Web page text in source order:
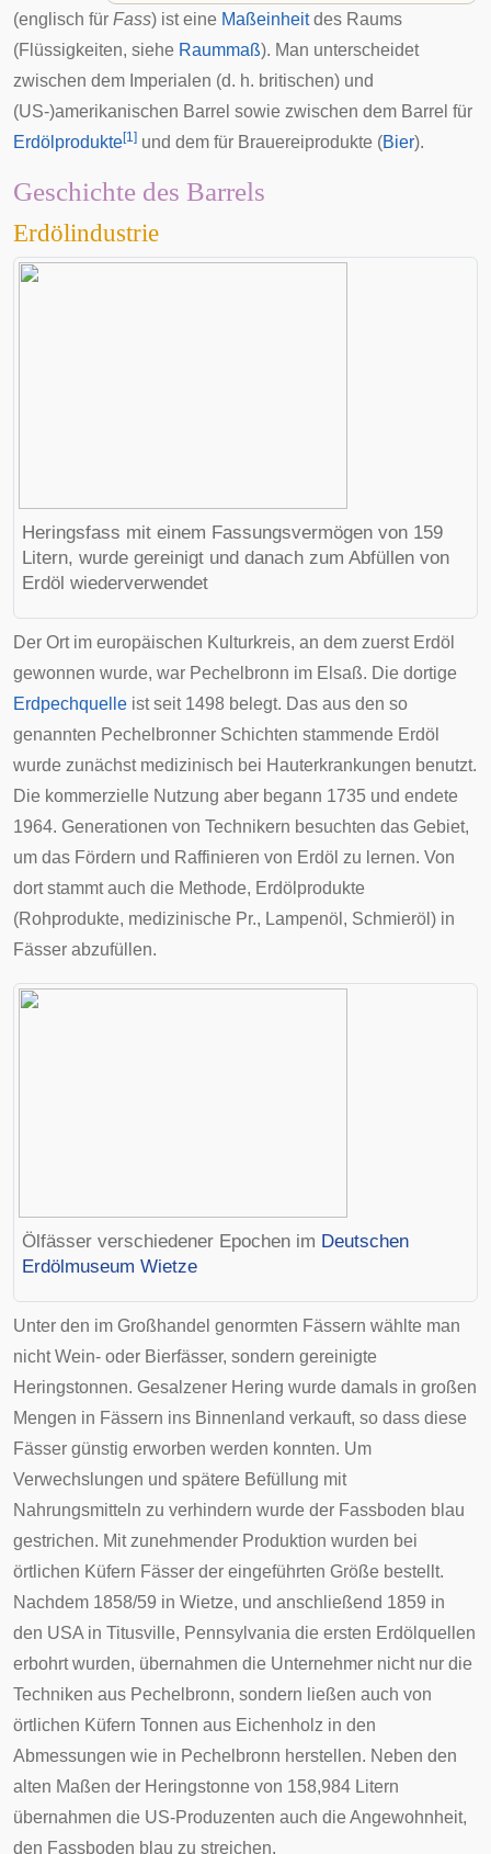
(englisch für Fass) ist eine Maßeinheitdes Raums
(Flüssigkeiten, siehe Raummaß). Man unterscheidet
zwischen dem Imperialen (d. h. britischen) und
(US-)amerikanischen Barrel sowie zwischen dem Barrel für
Erdölprodukte[1] und dem für Brauereiprodukte (Bier).
Geschichte des Barrels
Erdölindustrie
Heringsfass mit einem Fassungsvermögen von 159
Litern, wurde gereinigt und danach zum Abfüllen von
Erdöl wiederverwendet
Der Ort im europäischen Kulturkreis, an dem zuerst Erdöl
gewonnen wurde, war Pechelbronn im Elsaß. Die dortige
Erdpechquelle ist seit 1498 belegt. Das aus den so
genannten Pechelbronner Schichten stammende Erdöl
wurde zunächst medizinisch bei Hauterkrankungen benutzt.
Die kommerzielle Nutzung aber begann 1735 und endete
1964. Generationen von Technikern besuchten das Gebiet,
um das Fördern und Raffinieren von Erdöl zu lernen. Von
dort stammt auch die Methode, Erdölprodukte
(Rohprodukte, medizinische Pr., Lampenöl, Schmieröl) in
Fässer abzufüllen.
Ölfässer verschiedener Epochen im Deutschen
Erdölmuseum Wietze
Unter den im Großhandel genormten Fässern wählte man
nicht Wein- oder Bierfässer, sondern gereinigte
Heringstonnen. Gesalzener Hering wurde damals in großen
Mengen in Fässern ins Binnenland verkauft, so dass diese
Fässer günstig erworben werden konnten. Um
Verwechslungen und spätere Befüllung mit
Nahrungsmitteln zu verhindern wurde der Fassboden blau
gestrichen. Mit zunehmender Produktion wurden bei
örtlichen Küfern Fässer der eingeführten Größe bestellt.
Nachdem 1858/59 in Wietze, und anschließend 1859 in
den USA in Titusville, Pennsylvania die ersten Erdölquellen
erbohrt wurden, übernahmen die Unternehmer nicht nur die
Techniken aus Pechelbronn, sondern ließen auch von
örtlichen Küfern Tonnen aus Eichenholz in den
Abmessungen wie in Pechelbronn herstellen. Neben den
alten Maßen der Heringstonne von 158,984 Litern
übernahmen die US-Produzenten auch die Angewohnheit,
den Fassboden blau zu streichen.